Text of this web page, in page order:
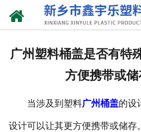
广州塑料桶盖是否有特
方便携带或储
当涉及到塑料广州桶盖的设
设计可以让其更方便携带或储存